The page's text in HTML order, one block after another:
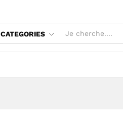
CATEGORIES